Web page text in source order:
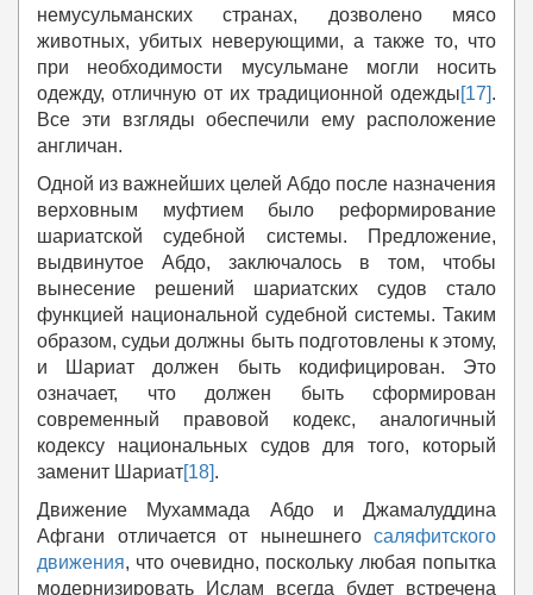
немусульманских странах, дозволено мясо
животных, убитых неверующими, а также то, что
при необходимости мусульмане могли носить
одежду, отличную от их традиционной одежды[17].
Все эти взгляды обеспечили ему расположение
англичан.
Одной из важнейших целей Абдо после назначения
верховным муфтием было реформирование
шариатской судебной системы. Предложение,
выдвинутое Абдо, заключалось в том, чтобы
вынесение решений шариатских судов стало
функцией национальной судебной системы. Таким
образом, судьи должны быть подготовлены к этому,
и Шариат должен быть кодифицирован. Это
означает, что должен быть сформирован
современный правовой кодекс, аналогичный
кодексу национальных судов для того, который
заменит Шариат[18].
Движение Мухаммада Абдо и Джамалуддина
Афгани отличается от нынешнего саляфитского
движения, что очевидно, поскольку любая попытка
модернизировать Ислам всегда будет встречена